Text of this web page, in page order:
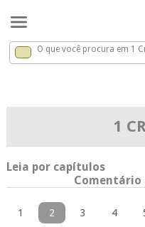
1 Crônicas x
O que você procura em 1
1
Leia por capítulos
Comentário
1 2 3 4